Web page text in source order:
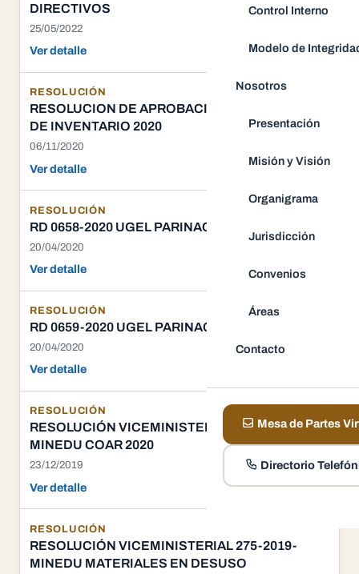
Control Interno
Modelo de
Nosotros
Presentación
Misión y Visión
Organigrama
Jurisdicción
Convenios
Áreas
Contacto
Mesa de Partes
Directorio
DIRECTIVOS
25/05/2022
Ver detalle
RESOLUCIÓN
RESOLUCION DE APROBACION DE DIRECTIVA
DE INVENTARIO 2020
06/11/2020
Ver detalle
RESOLUCIÓN
RD 0658-2020 UGEL PARINACOCHAS
20/04/2020
Ver detalle
RESOLUCIÓN
RD 0659-2020 UGEL PARINACOCHAS
20/04/2020
Ver detalle
RESOLUCIÓN
RESOLUCIÓN VICEMINISTERIAL 288-2019-
MINEDU COAR 2020
23/12/2019
Ver detalle
RESOLUCIÓN
RESOLUCIÓN VICEMINISTERIAL 275-2019-
MINEDU MATERIALES EN DESUSO